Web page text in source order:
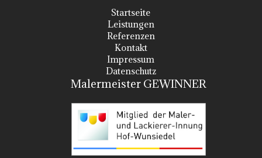
Startseite
Leistungen
Referenzen
Kontakt
Impressum
Datenschutz
Malermeister GEWINNER